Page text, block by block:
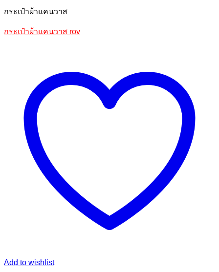
กระเป๋าผ้าแคนวาส
กระเป๋าผ้าแคนวาส rov
Add to wishlist